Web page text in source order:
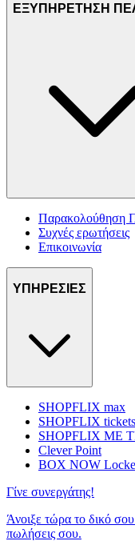
ΕΞΥΠΗΡΕΤΗΣΗ
Παρακολούθηση
Συχνές ερωτήσεις
Επικοινωνία
ΥΠΗΡΕΣΙΕΣ
SHOPFLIX max
SHOPFLIX tickets
SHOPFLIX ΜΕ
Clever Point
BOX NOW
Γίνε συνεργάτης!
Άνοιξε τώρα το δικό
πωλήσεις σου.